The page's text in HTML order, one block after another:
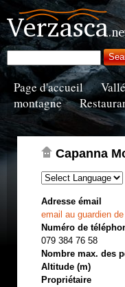
Page d'accueil
montagne
Capanna
Adresse émail
email au guardien
Numéro de
079 384 76 58
Nombre max. des
Altitude (m)
Propriétaire